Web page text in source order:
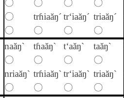
〇 〇 〇 〇
〇 trɦiaăŋ´ tr‘iaăŋ´ triaăŋ´
〇 〇 〇 〇
naăŋ` tɦaăŋ` t‘aăŋ` taăŋ`
〇 〇 〇 〇
nriaăŋ` trɦiaăŋ` tr‘iaăŋ` triaăŋ`
〇 〇 〇 〇